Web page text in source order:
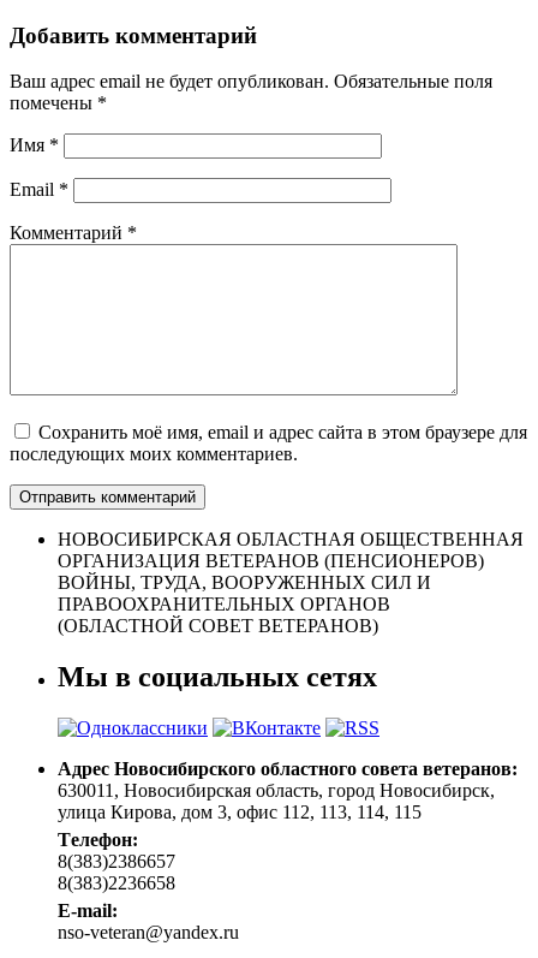
Добавить комментарий
Ваш адрес email не будет опубликован. Обязательные поля
помечены *
Имя *
Email *
Комментарий *
Сохранить моё имя, email и адрес сайта в этом браузере для
последующих моих комментариев.
НОВОСИБИРСКАЯ ОБЛАСТНАЯ ОБЩЕСТВЕННАЯ
ОРГАНИЗАЦИЯ ВЕТЕРАНОВ (ПЕНСИОНЕРОВ)
ВОЙНЫ, ТРУДА, ВООРУЖЕННЫХ СИЛ И
ПРАВООХРАНИТЕЛЬНЫХ ОРГАНОВ
(ОБЛАСТНОЙ СОВЕТ ВЕТЕРАНОВ)
Мы в социальных сетях
Адрес Новосибирского областного совета ветеранов:
630011, Новосибирская область, город Новосибирск,
улица Кирова, дом 3, офис 112, 113, 114, 115
Tелефон:
8(383)2386657
8(383)2236658
E-mail:
nso-veteran@yandex.ru